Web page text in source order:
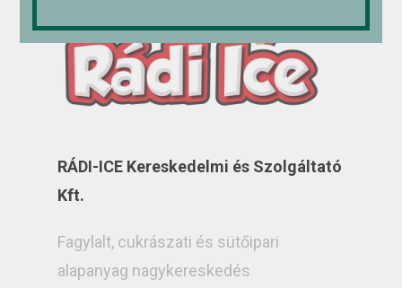
RÁDI-ICE Kereskedelmi és Szolgáltató
Kft.
Fagylalt, cukrászati és sütőipari
alapanyag nagykereskedés